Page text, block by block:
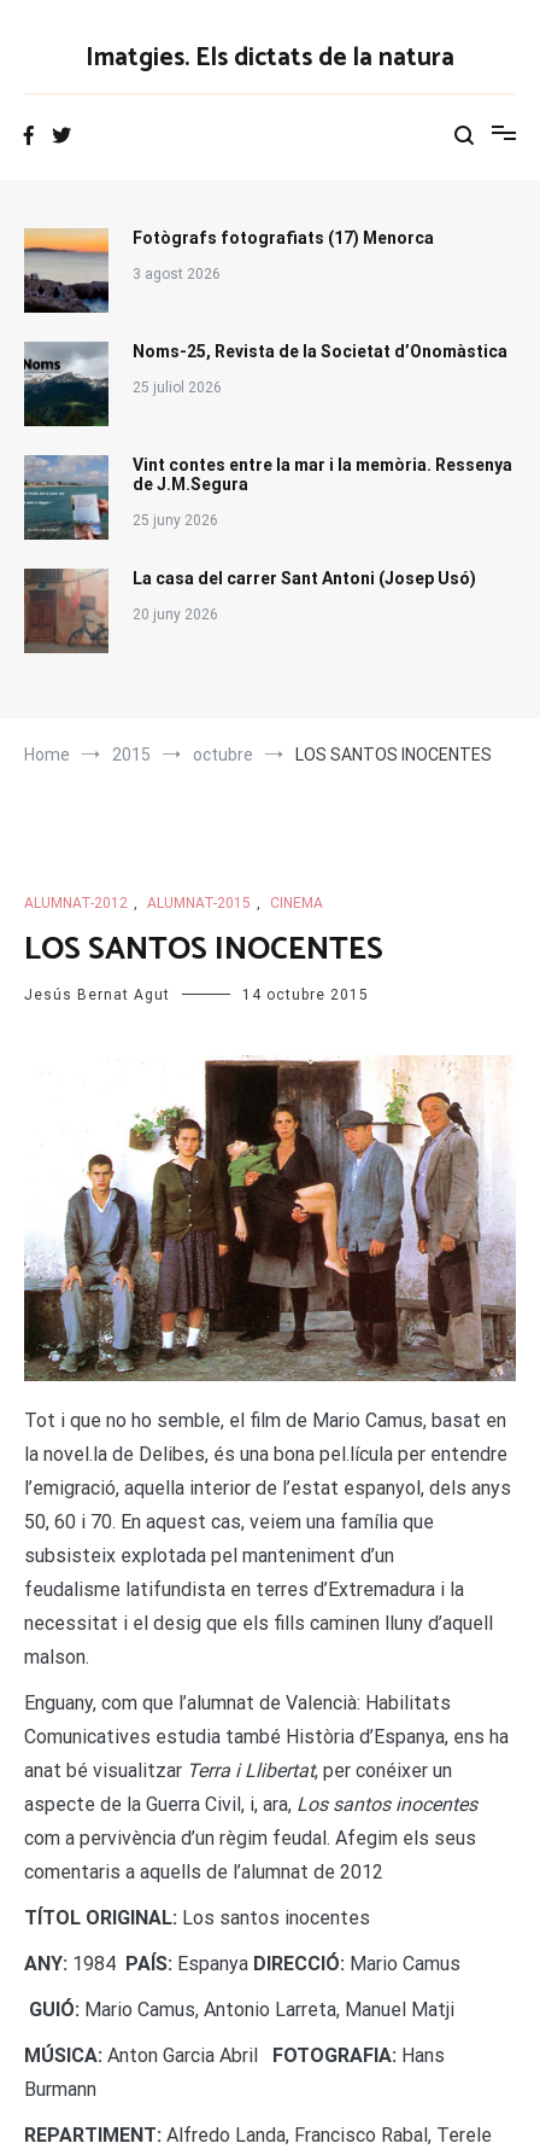
Imatgies. Els dictats de la natura
Fotògrafs fotografiats (17) Menorca
3 agost 2026
Noms-25, Revista de la Societat d’Onomàstica
25 juliol 2026
Vint contes entre la mar i la memòria. Ressenya
de J.M.Segura
25 juny 2026
La casa del carrer Sant Antoni (Josep Usó)
20 juny 2026
Home 2015 octubre LOS SANTOS INOCENTES
ALUMNAT-2012 , ALUMNAT-2015 , CINEMA
LOS SANTOS INOCENTES
Jesús Bernat Agut 14 octubre 2015
Tot i que no ho semble, el film de Mario Camus, basat en
la novel.la de Delibes, és una bona pel.lícula per entendre
l’emigració, aquella interior de l’estat espanyol, dels anys
50, 60 i 70. En aquest cas, veiem una família que
subsisteix explotada pel manteniment d’un
feudalisme latifundista en terres d’Extremadura i la
necessitat i el desig que els fills caminen lluny d’aquell
malson.
Enguany, com que l’alumnat de Valencià: Habilitats
Comunicatives estudia també Història d’Espanya, ens ha
anat bé visualitzar Terra i Llibertat, per conéixer un
aspecte de la Guerra Civil, i, ara, Los santos inocentes
com a pervivència d’un règim feudal. Afegim els seus
comentaris a aquells de l’alumnat de 2012
TÍTOL ORIGINAL: Los santos inocentes
ANY: 1984 PAÍS: Espanya DIRECCIÓ: Mario Camus
GUIÓ: Mario Camus, Antonio Larreta, Manuel Matji
MÚSICA: Anton Garcia Abril FOTOGRAFIA: Hans
Burmann
REPARTIMENT: Alfredo Landa, Francisco Rabal, Terele